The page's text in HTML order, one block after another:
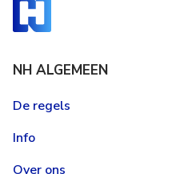
NH ALGEMEEN
De regels
Info
Over ons